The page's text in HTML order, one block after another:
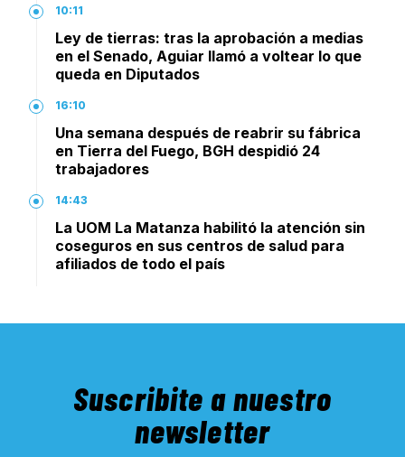
10:11
Ley de tierras: tras la aprobación a medias
en el Senado, Aguiar llamó a voltear lo que
queda en Diputados
16:10
Una semana después de reabrir su fábrica
en Tierra del Fuego, BGH despidió 24
trabajadores
14:43
La UOM La Matanza habilitó la atención sin
coseguros en sus centros de salud para
afiliados de todo el país
Suscribite a nuestro
newsletter